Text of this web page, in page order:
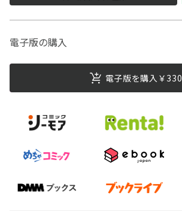
電子版の購入
電子版を購入￥330